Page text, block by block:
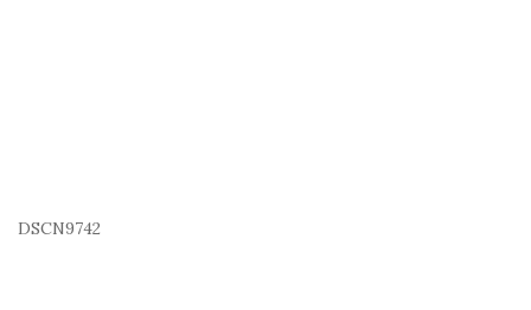
DSCN9742